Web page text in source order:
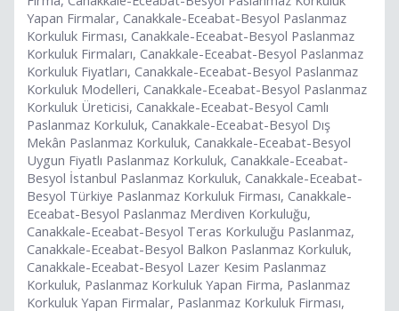
Yapan Firmalar, Canakkale-Eceabat-Besyol Paslanmaz
Korkuluk Firması, Canakkale-Eceabat-Besyol Paslanmaz
Korkuluk Firmaları, Canakkale-Eceabat-Besyol Paslanmaz
Korkuluk Fiyatları, Canakkale-Eceabat-Besyol Paslanmaz
Korkuluk Modelleri, Canakkale-Eceabat-Besyol Paslanmaz
Korkuluk Üreticisi, Canakkale-Eceabat-Besyol Camlı
Paslanmaz Korkuluk, Canakkale-Eceabat-Besyol Dış
Mekân Paslanmaz Korkuluk, Canakkale-Eceabat-Besyol
Uygun Fiyatlı Paslanmaz Korkuluk, Canakkale-Eceabat-
Besyol İstanbul Paslanmaz Korkuluk, Canakkale-Eceabat-
Besyol Türkiye Paslanmaz Korkuluk Firması, Canakkale-
Eceabat-Besyol Paslanmaz Merdiven Korkuluğu,
Canakkale-Eceabat-Besyol Teras Korkuluğu Paslanmaz,
Canakkale-Eceabat-Besyol Balkon Paslanmaz Korkuluk,
Canakkale-Eceabat-Besyol Lazer Kesim Paslanmaz
Korkuluk, Paslanmaz Korkuluk Yapan Firma, Paslanmaz
Korkuluk Yapan Firmalar, Paslanmaz Korkuluk Firması,